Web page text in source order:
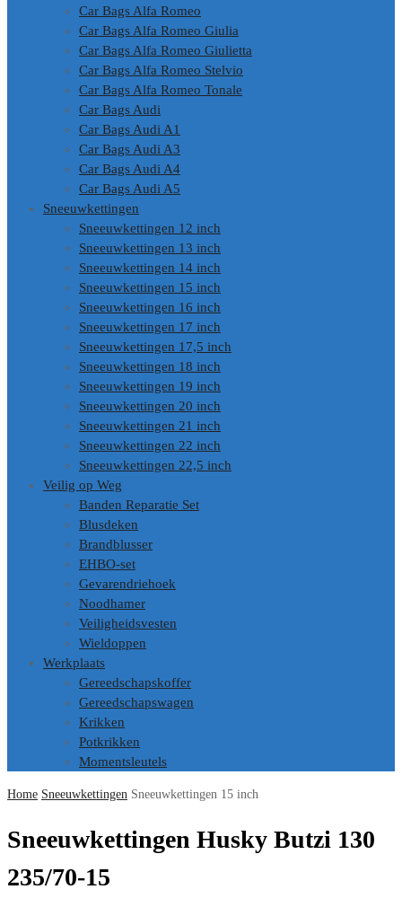
Car Bags Alfa Romeo
Car Bags Alfa Romeo Giulia
Car Bags Alfa Romeo Giulietta
Car Bags Alfa Romeo Stelvio
Car Bags Alfa Romeo Tonale
Car Bags Audi
Car Bags Audi A1
Car Bags Audi A3
Car Bags Audi A4
Car Bags Audi A5
Sneeuwkettingen
Sneeuwkettingen 12 inch
Sneeuwkettingen 13 inch
Sneeuwkettingen 14 inch
Sneeuwkettingen 15 inch
Sneeuwkettingen 16 inch
Sneeuwkettingen 17 inch
Sneeuwkettingen 17,5 inch
Sneeuwkettingen 18 inch
Sneeuwkettingen 19 inch
Sneeuwkettingen 20 inch
Sneeuwkettingen 21 inch
Sneeuwkettingen 22 inch
Sneeuwkettingen 22,5 inch
Veilig op Weg
Banden Reparatie Set
Blusdeken
Brandblusser
EHBO-set
Gevarendriehoek
Noodhamer
Veiligheidsvesten
Wieldoppen
Werkplaats
Gereedschapskoffer
Gereedschapswagen
Krikken
Potkrikken
Momentsleutels
Home Sneeuwkettingen Sneeuwkettingen 15 inch
Sneeuwkettingen Husky Butzi 130
235/70-15